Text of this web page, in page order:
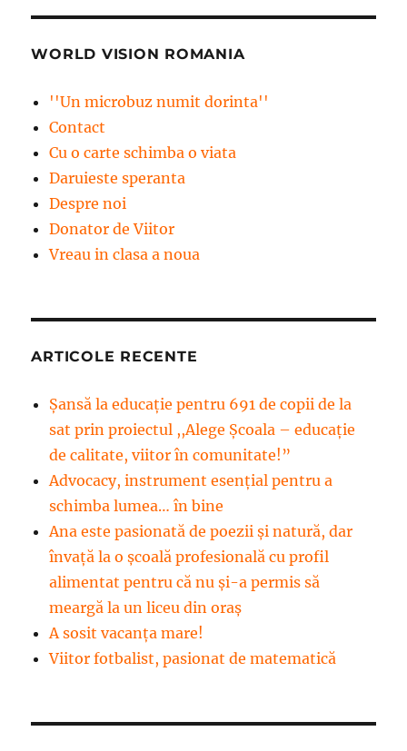
WORLD VISION ROMANIA
''Un microbuz numit dorinta''
Contact
Cu o carte schimba o viata
Daruieste speranta
Despre noi
Donator de Viitor
Vreau in clasa a noua
ARTICOLE RECENTE
Șansă la educație pentru 691 de copii de la
sat prin proiectul ,,Alege Școala – educație
de calitate, viitor în comunitate!”
Advocacy, instrument esenţial pentru a
schimba lumea… în bine
Ana este pasionată de poezii și natură, dar
învață la o școală profesională cu profil
alimentat pentru că nu și-a permis să
meargă la un liceu din oraș
A sosit vacanța mare!
Viitor fotbalist, pasionat de matematică